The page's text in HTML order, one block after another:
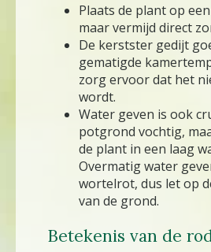
Plaats de plant op
maar vermijd direct
De kerstster gedijt
gematigde
zorg ervoor dat het
wordt.
Water geven is ook
potgrond vochtig,
de plant in een laag
Overmatig water
wortelrot, dus let op
van de grond.
Betekenis van de